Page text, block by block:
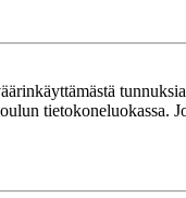
tietokoneluokassa.